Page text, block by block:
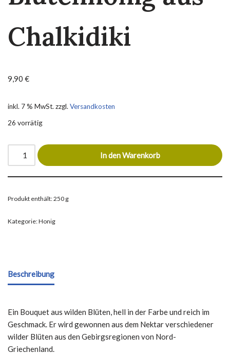
Chalkidiki
9,90 €
inkl. 7 % MwSt. zzgl. Versandkosten
26 vorrätig
In den Warenkorb
Produkt enthält: 250 g
Kategorie:Honig
Beschreibung
Ein Bouquet aus wilden Blüten, hell in der Farbe und reich im
Geschmack. Er wird gewonnen aus dem Nektar verschiedener
wilder Blüten aus den Gebirgsregionen von Nord-
Griechenland.